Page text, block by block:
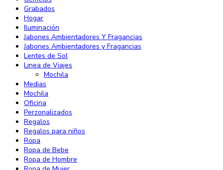
Grabados
Hogar
Iluminación
Jabones Ambientadores Y Fragancias
Jabones Ambientadores y Fragancias
Lentes de Sol
Linea de Viajes
Mochila
Medias
Mochila
Oficina
Perzonalizados
Regalos
Regalos para niños
Ropa
Ropa de Bebe
Ropa de Hombre